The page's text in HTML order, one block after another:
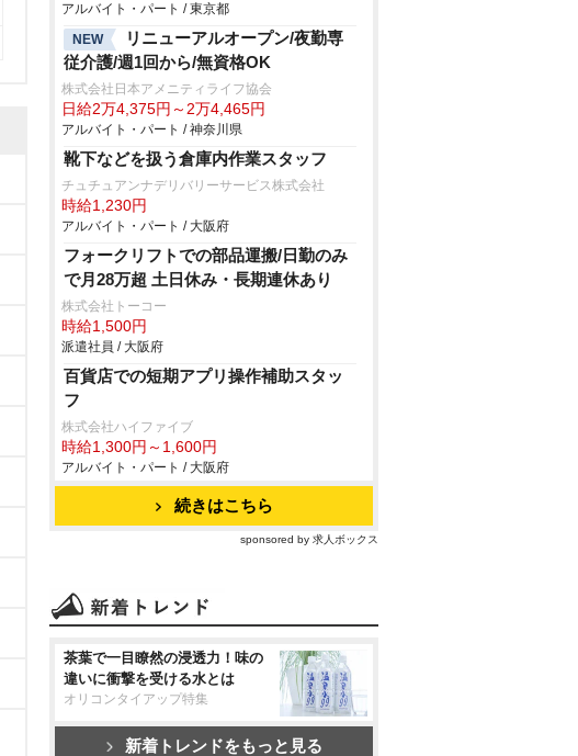
アルバイト・パート / 東京都
NEW
リニューアルオープン/夜勤専
従介護/週1回から/無資格OK
株式会社日本アメニティライフ協会
日給2万4,375円～2万4,465円
アルバイト・パート / 神奈川県
靴下などを扱う倉庫内作業スタッフ
チュチュアンナデリバリーサービス株式会社
時給1,230円
アルバイト・パート / 大阪府
フォークリフトでの部品運搬/日勤のみ
で月28万超 土日休み・長期連休あり
株式会社トーコー
時給1,500円
派遣社員 / 大阪府
百貨店での短期アプリ操作補助スタッ
フ
株式会社ハイファイブ
時給1,300円～1,600円
アルバイト・パート / 大阪府
続きはこちら
sponsored by 求人ボックス
茶葉で一目瞭然の浸透力！味の
違いに衝撃を受ける水とは
オリコンタイアップ特集
新着トレンドをもっと見る